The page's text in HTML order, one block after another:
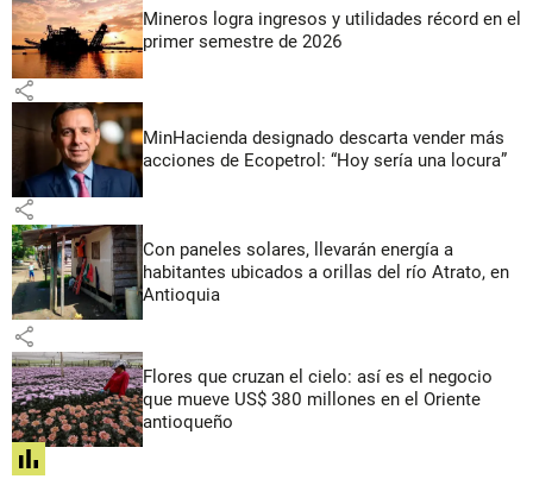
Mineros logra ingresos y utilidades récord en el
primer semestre de 2026
share
MinHacienda designado descarta vender más
acciones de Ecopetrol: “Hoy sería una locura”
share
Con paneles solares, llevarán energía a
habitantes ubicados a orillas del río Atrato, en
Antioquia
share
Flores que cruzan el cielo: así es el negocio
que mueve US$ 380 millones en el Oriente
antioqueño
share